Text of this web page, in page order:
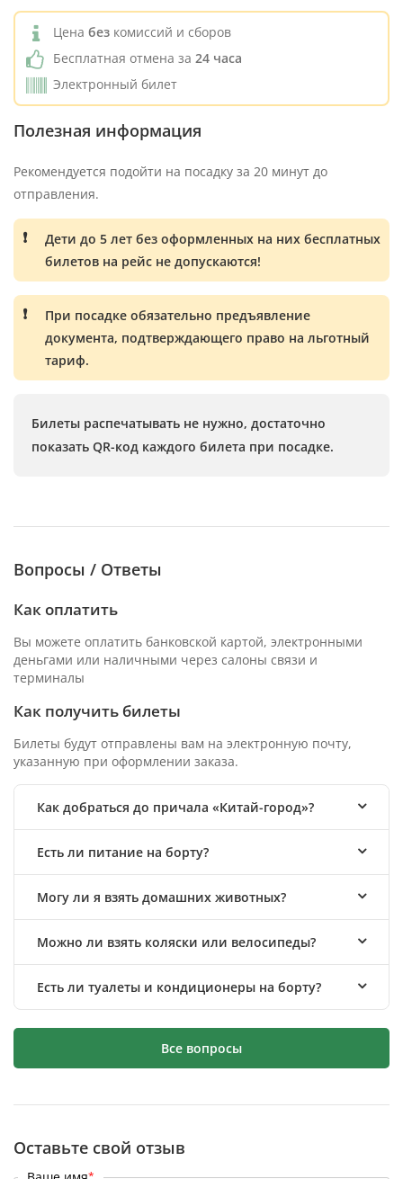
Цена без комиссий и сборов
Бесплатная отмена за 24 часа
Электронный билет
Полезная информация
Рекомендуется подойти на посадку за 20 минут до
отправления.
Дети до 5 лет без оформленных на них бесплатных
билетов на рейс не допускаются!
При посадке обязательно предъявление
документа, подтверждающего право на льготный
тариф.
Билеты распечатывать не нужно, достаточно
показать QR-код каждого билета при посадке.
Вопросы / Ответы
Как оплатить
Вы можете оплатить банковской картой, электронными
деньгами или наличными через салоны связи и
терминалы
Как получить билеты
Билеты будут отправлены вам на электронную почту,
указанную при оформлении заказа.
Как добраться до причала «Китай-город»?
Есть ли питание на борту?
Могу ли я взять домашних животных?
Можно ли взять коляски или велосипеды?
Есть ли туалеты и кондиционеры на борту?
Все вопросы
Оставьте свой отзыв
*